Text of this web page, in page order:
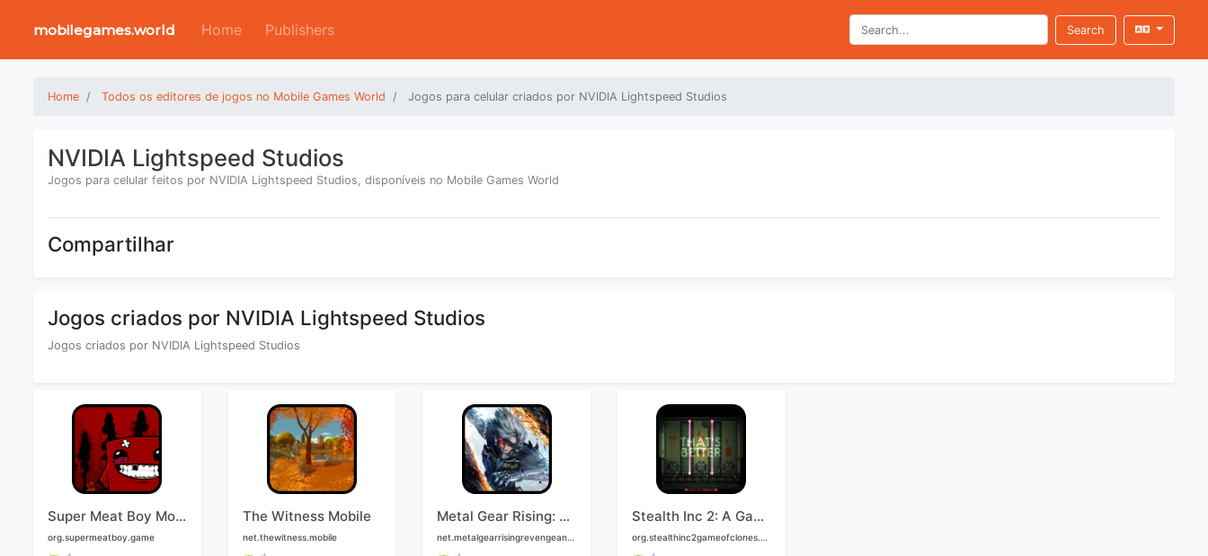
mobilegames.world Home Publishers Search
Home Todos os editores de jogos no Mobile Games World Jogos para celular criados por NVIDIA Lightspeed Studios
NVIDIA Lightspeed Studios
Jogos para celular feitos por NVIDIA Lightspeed Studios, disponíveis no Mobile Games World
Compartilhar
Jogos criados por NVIDIA Lightspeed Studios
Jogos criados por NVIDIA Lightspeed Studios
Super Meat Boy Mobile
org.supermeatboy.game
The Witness Mobile
net.thewitness.mobile
Metal Gear Rising: Revengeance Mobile
net.metalgearrisingrevengeance.game
Stealth Inc 2: A Game of Clones Mobile
org.stealthinc2gameofclones.mobile